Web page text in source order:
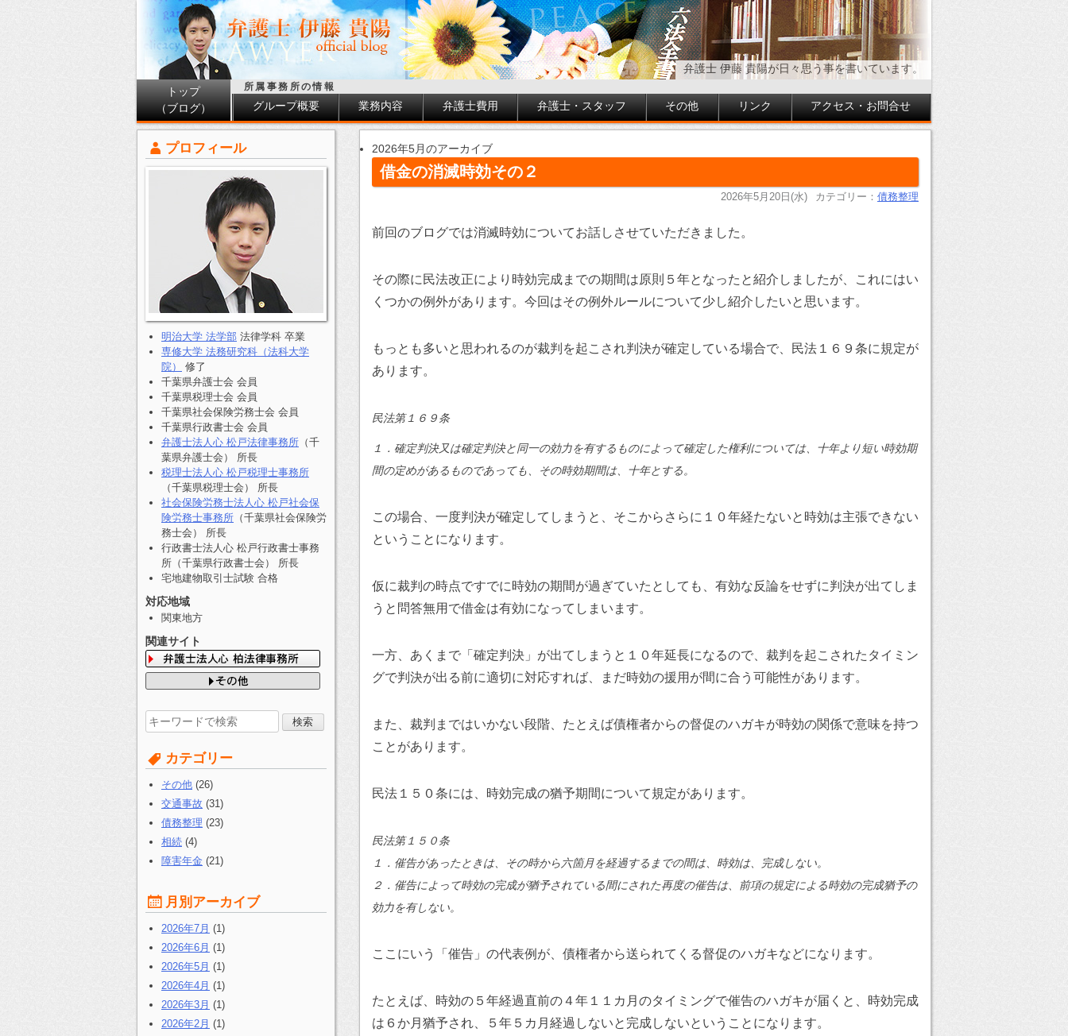
弁護士 伊藤 貴陽が日々思う事を書いています。
トップ
（ブログ）
所属事務所の情報
グループ概要 業務内容 弁護士費用 弁護士・スタッフ その他 リンク アクセス・お問合せ
2026年5月のアーカイブ
借金の消滅時効その２
2026年5月20日(水) カテゴリー： 債務整理
前回のブログでは消滅時効についてお話しさせていただきました。
その際に民法改正により時効完成までの期間は原則５年となったと紹介しましたが、これにはい
くつかの例外があります。今回はその例外ルールについて少し紹介したいと思います。
もっとも多いと思われるのが裁判を起こされ判決が確定している場合で、民法１６９条に規定が
あります。
民法第１６９条
１．確定判決又は確定判決と同一の効力を有するものによって確定した権利については、十年より短い時効期
間の定めがあるものであっても、その時効期間は、十年とする。
この場合、一度判決が確定してしまうと、そこからさらに１０年経たないと時効は主張できない
ということになります。
仮に裁判の時点ですでに時効の期間が過ぎていたとしても、有効な反論をせずに判決が出てしま
うと問答無用で借金は有効になってしまいます。
一方、あくまで「確定判決」が出てしまうと１０年延長になるので、裁判を起こされたタイミン
グで判決が出る前に適切に対応すれば、まだ時効の援用が間に合う可能性があります。
また、裁判まではいかない段階、たとえば債権者からの督促のハガキが時効の関係で意味を持つ
ことがあります。
民法１５０条には、時効完成の猶予期間について規定があります。
民法第１５０条
１．催告があったときは、その時から六箇月を経過するまでの間は、時効は、完成しない。
２．催告によって時効の完成が猶予されている間にされた再度の催告は、前項の規定による時効の完成猶予の
効力を有しない。
ここにいう「催告」の代表例が、債権者から送られてくる督促のハガキなどになります。
たとえば、時効の５年経過直前の４年１１カ月のタイミングで催告のハガキが届くと、時効完成
は６か月猶予され、５年５カ月経過しないと完成しないということになります。
プロフィール
明治大学 法学部 法律学科 卒業
専修大学 法務研究科（法科大学
院）
修了
千葉県弁護士会 会員
千葉県税理士会 会員
千葉県社会保険労務士会 会員
千葉県行政書士会 会員
弁護士法人心 松戸法律事務所 （千
葉県弁護士会） 所長
税理士法人心 松戸税理士事務所
（千葉県税理士会） 所長
社会保険労務士法人心 松戸社会保
険労務士事務所 （千葉県社会保険労
務士会） 所長
行政書士法人心 松戸行政書士事務
所（千葉県行政書士会） 所長
宅地建物取引士試験 合格
対応地域
関東地方
関連サイト
検
索
す
る:
カテゴリー
その他 (26)
交通事故 (31)
債務整理 (23)
相続 (4)
障害年金 (21)
月別アーカイブ
2026年7月 (1)
2026年6月 (1)
2026年5月 (1)
2026年4月 (1)
2026年3月 (1)
2026年2月 (1)